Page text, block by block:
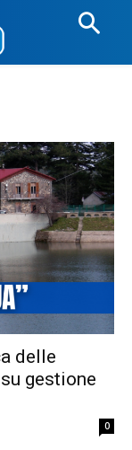
delle
gestione
0